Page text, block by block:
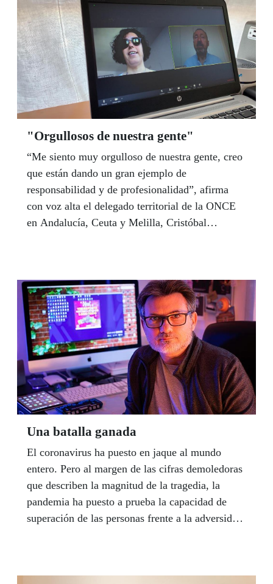
familiar.
"Orgullosos de nuestra gente"
“Me siento muy orgulloso de nuestra gente, creo
que están dando un gran ejemplo de
responsabilidad y de profesionalidad”, afirma
con voz alta el delegado territorial de la ONCE
en Andalucía, Ceuta y Melilla, Cristóbal
conversado con la presidenta del Consejo, Isabel
Viruet, por videoconferencia para valorar la
respuesta que la ONCE está dando a la pandemia
en la comunidad autónoma. Ambos destacan la
fortaleza de la ONCE y del Grupo Social ONCE
para afrontar con confianza el futuro incierto que
se abre a partir de ahora en todo el mundo.
Una batalla ganada
El coronavirus ha puesto en jaque al mundo
entero. Pero al margen de las cifras demoledoras
que describen la magnitud de la tragedia, la
pandemia ha puesto a prueba la capacidad de
superación de las personas frente a la adversidad.